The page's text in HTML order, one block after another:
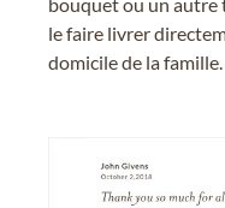
le faire livrer
domicile de la famille.